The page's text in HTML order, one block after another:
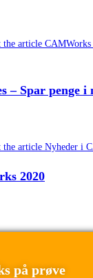
– Spar penge i
2020
på prøve